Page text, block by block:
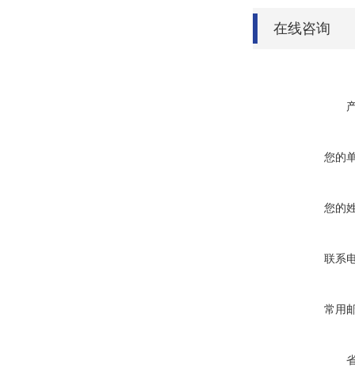
在线咨询
您的
您的
联系
常用